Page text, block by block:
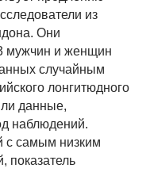
из
Они
мужчин и женщин
случайным
лонгитюдного
данные,
наблюдений.
с самым низким
показатель